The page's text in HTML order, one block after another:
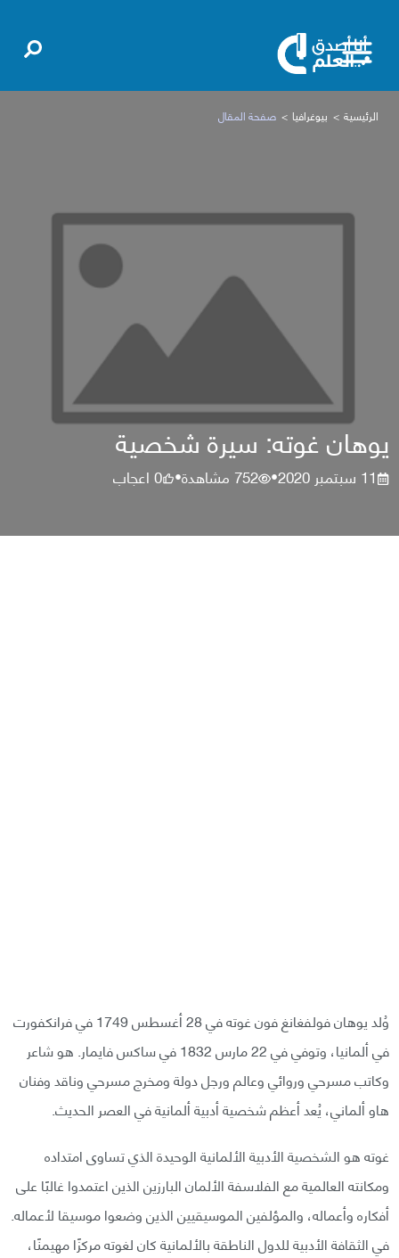
الرئيسية بيوغرافيا صفحة المقال
يوهان غوته: سيرة شخصية
11 سبتمبر 2020 •
752 مشاهدة•
0اعجاب
وُلد يوهان فولفغانغ فون غوته في 28 أغسطس 1749 في فرانكفورت
في ألمانيا، وتوفي في 22 مارس 1832 في ساكس فايمار. هو شاعر
وكاتب مسرحي وروائي وعالم ورجل دولة ومخرج مسرحي وناقد وفنان
هاو ألماني، يُعد أعظم شخصية أدبية ألمانية في العصر الحديث.
غوته هو الشخصية الأدبية الألمانية الوحيدة الذي تساوى امتداده
ومكانته العالمية مع الفلاسفة الألمان البارزين الذين اعتمدوا غالبًا على
أفكاره وأعماله، والمؤلفين الموسيقيين الذين وضعوا موسيقا لأعماله.
في الثقافة الأدبية للدول الناطقة بالألمانية كان لغوته مركزًا مهيمنًا،